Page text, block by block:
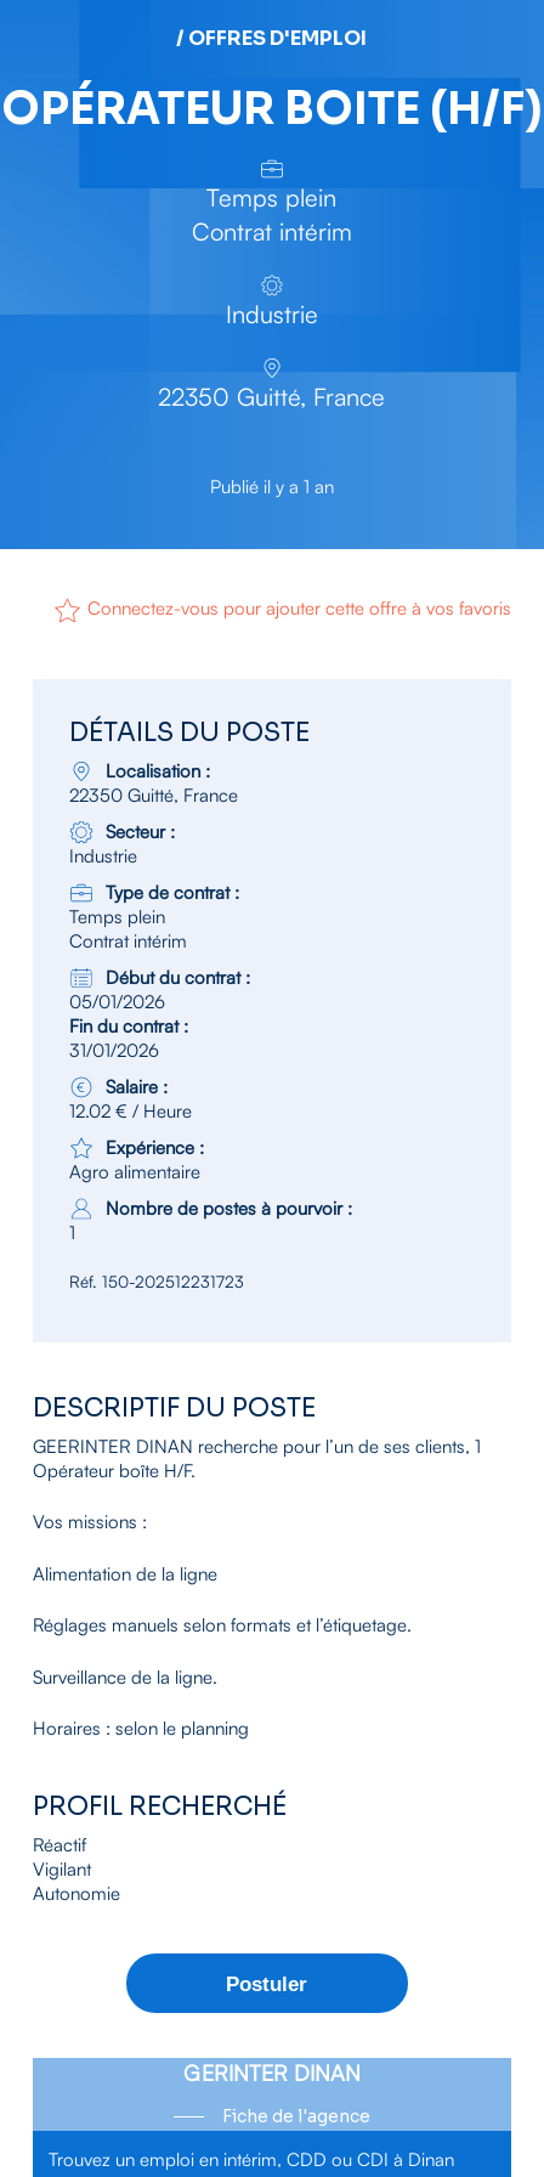
/ OFFRES D'EMPLOI
OPÉRATEUR BOITE (H/F)
Temps plein
Contrat intérim
Industrie
22350 Guitté, France
Publié il y a 1 an
Connectez-vous pour ajouter cette offre à vos favoris
DÉTAILS DU POSTE
Localisation :
22350 Guitté, France
Secteur :
Industrie
Type de contrat :
Temps plein
Contrat intérim
Début du contrat :
05/01/2026
Fin du contrat :
31/01/2026
Salaire :
12.02 € / Heure
Expérience :
Agro alimentaire
Nombre de postes à pourvoir :
1
Réf. 150-202512231723
DESCRIPTIF DU POSTE
GEERINTER DINAN recherche pour l’un de ses clients, 1
Opérateur boîte H/F.
Vos missions :
Alimentation de la ligne
Réglages manuels selon formats et l’étiquetage.
Surveillance de la ligne.
Horaires : selon le planning
PROFIL RECHERCHÉ
Réactif
Vigilant
Autonomie
GERINTER DINAN
Fiche de l'agence
Trouvez un emploi en intérim, CDD ou CDI à Dinan